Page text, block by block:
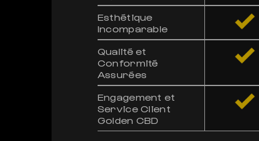
Esthétique
Incomparable
Qualité et
Conformité
Assurées
Engagement et
Service Client
Golden CBD